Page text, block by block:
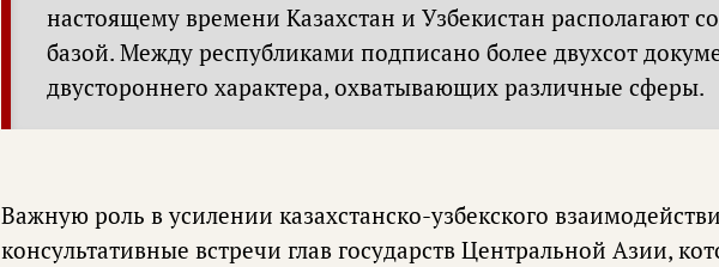
настоящему времени Казахстан и Узбекистан располагают
базой. Между республиками подписано более двухсот
двустороннего характера, охватывающих различные сферы.
Важную роль в усилении казахстанско-узбекского
консультативные встречи глав государств Центральной Азии,